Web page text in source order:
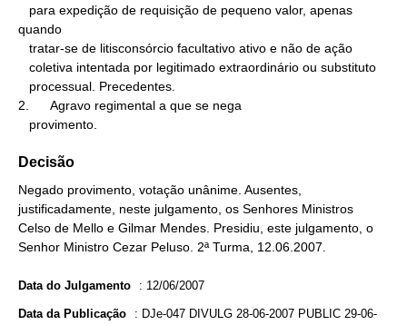
quando
2.      Agravo regimental a que se nega
   provimento.
Decisão
Negado provimento, votação unânime. Ausentes,
justificadamente, neste julgamento, os Senhores Ministros
Celso de Mello e Gilmar Mendes. Presidiu, este julgamento, o
Senhor Ministro Cezar Peluso. 2ª Turma, 12.06.2007.
Data do Julgamento : 12/06/2007
Data da Publicação : DJe-047 DIVULG 28-06-2007 PUBLIC 29-06-